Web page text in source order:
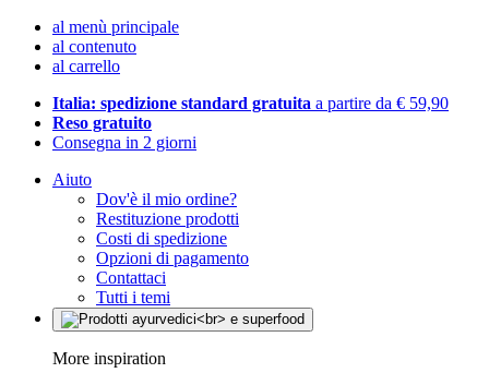
al menù principale
al contenuto
al carrello
Italia: spedizione standard gratuita a partire da € 59,90
Reso gratuito
Consegna in 2 giorni
Aiuto
Dov'è il mio ordine?
Restituzione prodotti
Costi di spedizione
Opzioni di pagamento
Contattaci
Tutti i temi
More inspiration